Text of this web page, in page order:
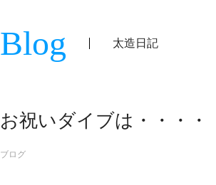
Blog 太造日記
お祝いダイブは・・・・
ブログ